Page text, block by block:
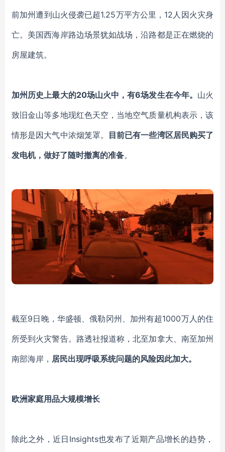
前加州遭到山火侵袭已超1.25万平方公里，12人因火灾身
亡。美国西海岸路边场景犹如战场，沿路都是正在燃烧的
房屋建筑。
加州历史上最大的20场山火中，有6场发生在今年。 山火
致旧金山等多地现红色天空 ， 当地空气质量机构表示，该
情形是因大气中浓烟笼罩。 目前已有一些湾区居民购买了
发电机，做好了随时撤离的准备。
截至9日晚，华盛顿、俄勒冈州、加州有超1000万人的住
所受到火灾警告。 路透社报道称 ，北至加拿大、南至加州
南部海岸， 居民出现呼吸系统问题的风险因此加大。
欧洲家庭用品大规模增长
除此之外，近日 Insights也发布了近期产品增长的趋势，